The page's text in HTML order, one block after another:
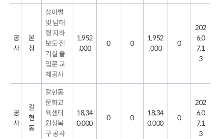
공
사
본
청
상아벌
및 남태
령 지하
보도 전
기실 출
입문 교
체공사
1,952
,000
0 0
1,952
,000
0
202
6.0
7.1
3
공
사
갈
현
동
갈현동
문화교
육센터
원상복
구 공사
18,34
0,000
0 0
18,34
0,000
0
202
6.0
7.1
3